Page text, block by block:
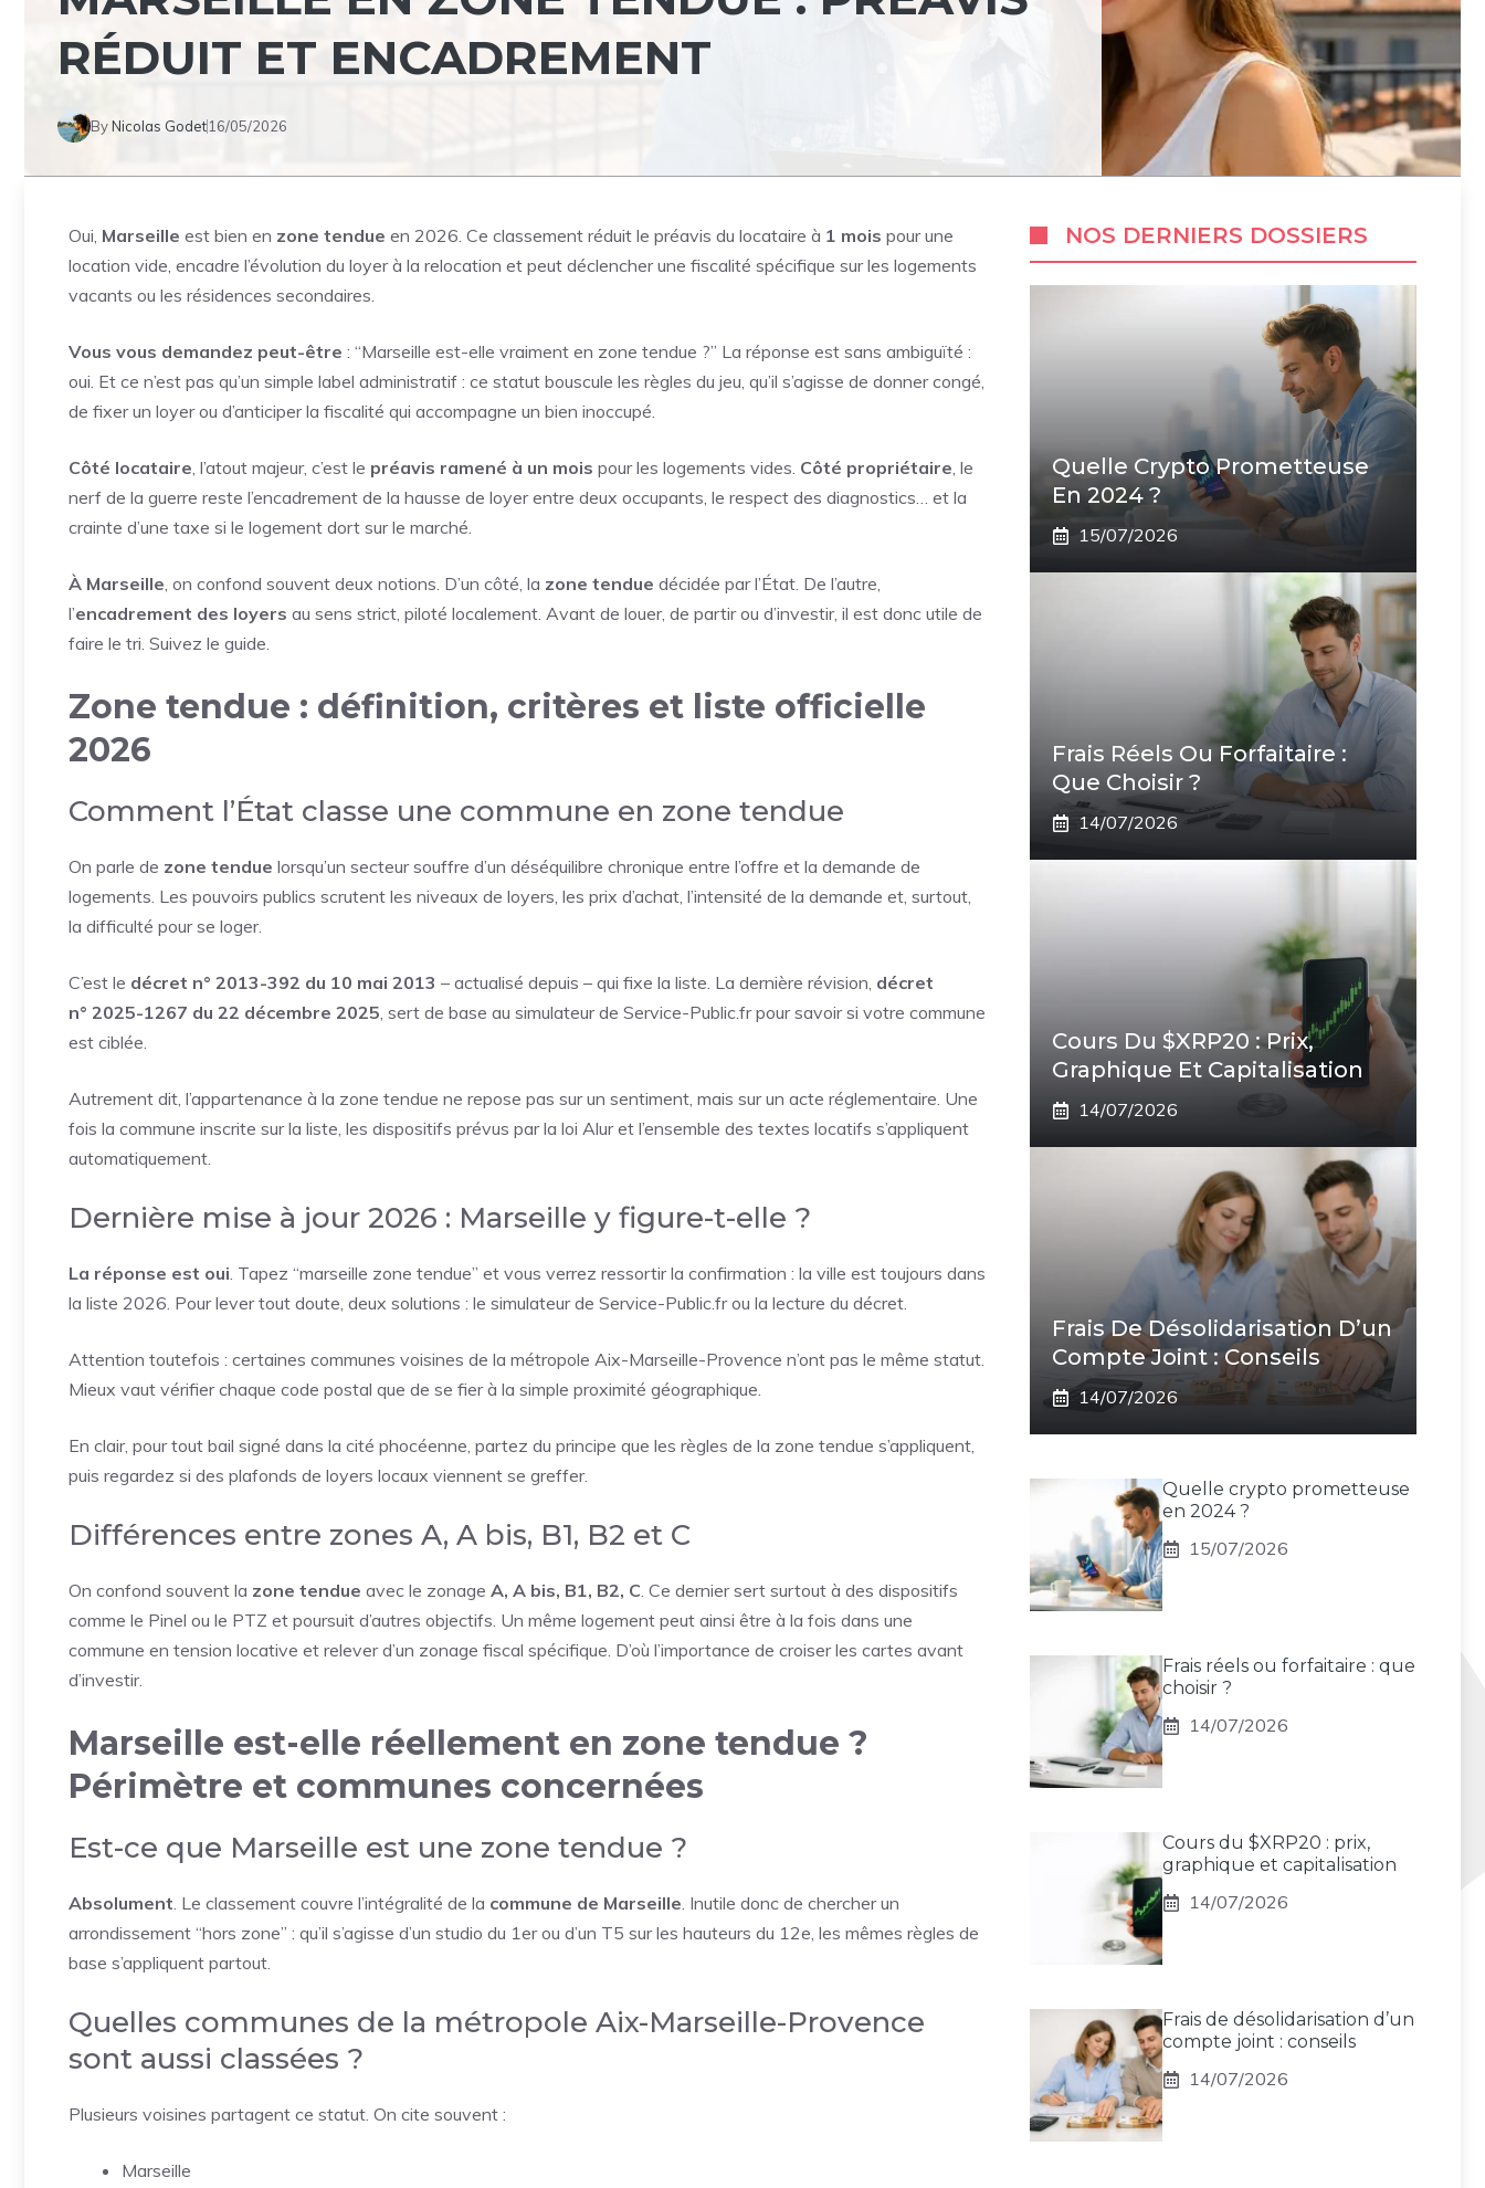
RÉDUIT ET ENCADREMENT
ByNicolas Godet16/05/2026
Oui, Marseille est bien en zone tendue en 2026. Ce classement réduit le préavis du locataire à 1 mois pour une
location vide, encadre l’évolution du loyer à la relocation et peut déclencher une fiscalité spécifique sur les logements
vacants ou les résidences secondaires.
Vous vous demandez peut-être : “Marseille est-elle vraiment en zone tendue ?” La réponse est sans ambiguïté :
oui. Et ce n’est pas qu’un simple label administratif : ce statut bouscule les règles du jeu, qu’il s’agisse de donner congé,
de fixer un loyer ou d’anticiper la fiscalité qui accompagne un bien inoccupé.
Côté locataire, l’atout majeur, c’est le préavis ramené à un mois pour les logements vides. Côté propriétaire, le
nerf de la guerre reste l’encadrement de la hausse de loyer entre deux occupants, le respect des diagnostics… et la
crainte d’une taxe si le logement dort sur le marché.
À Marseille, on confond souvent deux notions. D’un côté, la zone tendue décidée par l’État. De l’autre,
l’encadrement des loyers au sens strict, piloté localement. Avant de louer, de partir ou d’investir, il est donc utile de
faire le tri. Suivez le guide.
Zone tendue : définition, critères et liste officielle
2026
Comment l’État classe une commune en zone tendue
On parle de zone tendue lorsqu’un secteur souffre d’un déséquilibre chronique entre l’offre et la demande de
logements. Les pouvoirs publics scrutent les niveaux de loyers, les prix d’achat, l’intensité de la demande et, surtout,
la difficulté pour se loger.
C’est le décret n° 2013-392 du 10 mai 2013 – actualisé depuis – qui fixe la liste. La dernière révision, décret
n° 2025-1267 du 22 décembre 2025, sert de base au simulateur de Service-Public.fr pour savoir si votre commune
est ciblée.
Autrement dit, l’appartenance à la zone tendue ne repose pas sur un sentiment, mais sur un acte réglementaire. Une
fois la commune inscrite sur la liste, les dispositifs prévus par la loi Alur et l’ensemble des textes locatifs s’appliquent
automatiquement.
Dernière mise à jour 2026 : Marseille y figure-t-elle ?
La réponse est oui. Tapez “marseille zone tendue” et vous verrez ressortir la confirmation : la ville est toujours dans
la liste 2026. Pour lever tout doute, deux solutions : le simulateur de Service-Public.fr ou la lecture du décret.
Attention toutefois : certaines communes voisines de la métropole Aix-Marseille-Provence n’ont pas le même statut.
Mieux vaut vérifier chaque code postal que de se fier à la simple proximité géographique.
En clair, pour tout bail signé dans la cité phocéenne, partez du principe que les règles de la zone tendue s’appliquent,
puis regardez si des plafonds de loyers locaux viennent se greffer.
Différences entre zones A, A bis, B1, B2 et C
On confond souvent la zone tendue avec le zonage A, A bis, B1, B2, C. Ce dernier sert surtout à des dispositifs
comme le Pinel ou le PTZ et poursuit d’autres objectifs. Un même logement peut ainsi être à la fois dans une
commune en tension locative et relever d’un zonage fiscal spécifique. D’où l’importance de croiser les cartes avant
d’investir.
Marseille est-elle réellement en zone tendue ?
Périmètre et communes concernées
Est-ce que Marseille est une zone tendue ?
Absolument. Le classement couvre l’intégralité de la commune de Marseille. Inutile donc de chercher un
arrondissement “hors zone” : qu’il s’agisse d’un studio du 1er ou d’un T5 sur les hauteurs du 12e, les mêmes règles de
base s’appliquent partout.
Quelles communes de la métropole Aix-Marseille-Provence
sont aussi classées ?
Plusieurs voisines partagent ce statut. On cite souvent :
Marseille
NOS DERNIERS DOSSIERS
Quelle Crypto Prometteuse
En 2024 ?
15/07/2026
Frais Réels Ou Forfaitaire :
Que Choisir ?
14/07/2026
Cours Du $XRP20 : Prix,
Graphique Et Capitalisation
14/07/2026
Frais De Désolidarisation D’un
Compte Joint : Conseils
14/07/2026
Quelle crypto prometteuse
en 2024 ?
15/07/2026
Frais réels ou forfaitaire : que
choisir ?
14/07/2026
Cours du $XRP20 : prix,
graphique et capitalisation
14/07/2026
Frais de désolidarisation d’un
compte joint : conseils
14/07/2026